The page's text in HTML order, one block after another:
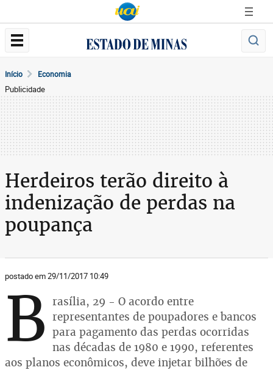
Início Economia
Publicidade
Herdeiros terão direito à
indenização de perdas na
poupança
postado em 29/11/2017 10:49
B rasília, 29 - O acordo entre
representantes de poupadores e bancos
para pagamento das perdas ocorridas
nas décadas de 1980 e 1990, referentes
aos planos econômicos, deve injetar bilhões de